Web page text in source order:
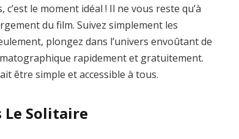
le moment idéal ! Il ne vous reste qu’à
du film. Suivez simplement les
plongez dans l’univers envoûtant de
rapidement et gratuitement.
être simple et accessible à tous.
Le Solitaire
Zenon: Girl of
the 21st Century
streaming VF HD
La Légende des
1000 dragons
streaming VF HD